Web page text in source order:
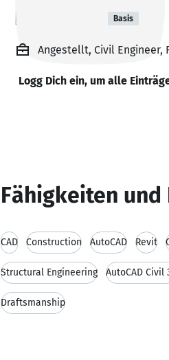
FelixM Joy Basis
Angestellt, Civil Engineer,
Logg Dich ein, um alle
Fähigkeiten und
CAD Construction AutoCAD Revit
Structural Engineering AutoCAD Civil
Draftsmanship